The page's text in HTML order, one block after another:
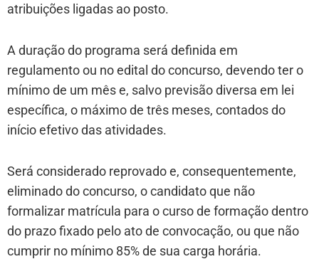
atribuições ligadas ao posto.
A duração do programa será definida em
regulamento ou no edital do concurso, devendo ter o
mínimo de um mês e, salvo previsão diversa em lei
específica, o máximo de três meses, contados do
início efetivo das atividades.
Será considerado reprovado e, consequentemente,
eliminado do concurso, o candidato que não
formalizar matrícula para o curso de formação dentro
do prazo fixado pelo ato de convocação, ou que não
cumprir no mínimo 85% de sua carga horária.